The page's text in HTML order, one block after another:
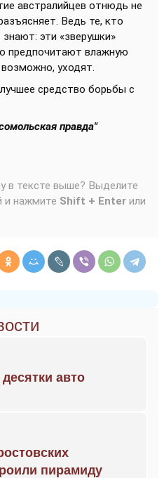
австралийцев отнюдь не
Ведь те, кто
эти «зверушки»
предпочитают влажную
возможно, уходят.
средство борьбы с
правда"
в тексте выше? Выделите
и нажмите Shift + Enter или
авто
пирамиду